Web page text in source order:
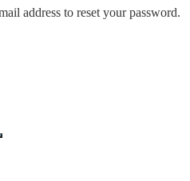
address to reset your password.